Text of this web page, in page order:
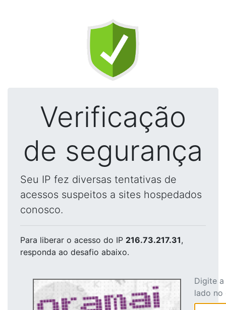
Verificação
de segurança
Seu IP fez diversas tentativas de
acessos suspeitos a sites hospedados
conosco.
Para liberar o acesso do IP 216.73.217.31,
responda ao desafio abaixo.
Digite
lado no